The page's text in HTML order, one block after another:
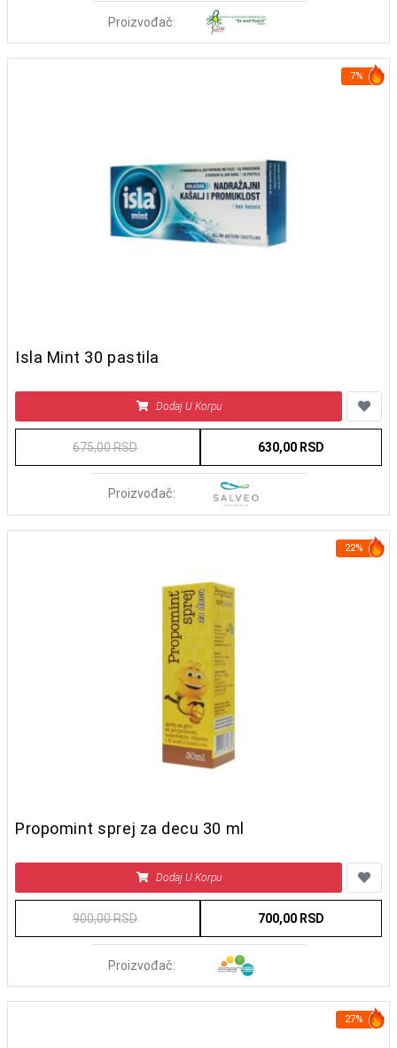
Proizvođač:
7%
Isla Mint 30 pastila
Dodaj U Korpu
675,00 RSD 630,00 RSD
Proizvođač:
22%
Propomint sprej za decu 30 ml
Dodaj U Korpu
900,00 RSD 700,00 RSD
Proizvođač:
27%